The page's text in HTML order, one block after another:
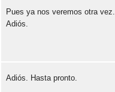
Pues ya nos veremos otra vez.
Adiós.
Adiós. Hasta pronto.